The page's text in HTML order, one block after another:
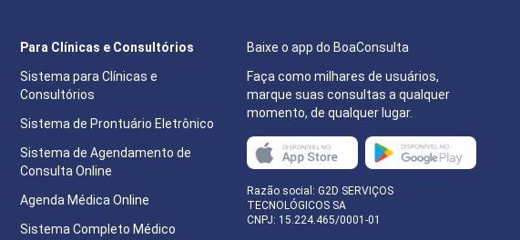
Baixe o app do BoaConsulta
Faça como milhares de usuários,
marque suas consultas a qualquer
momento, de qualquer lugar.
Razão social: G2D SERVIÇOS
TECNOLÓGICOS SA
CNPJ: 15.224.465/0001-01
Para Clínicas e Consultórios
Sistema para Clínicas e
Consultórios
Sistema de Prontuário Eletrônico
Sistema de Agendamento de
Consulta Online
Agenda Médica Online
Sistema Completo Médico